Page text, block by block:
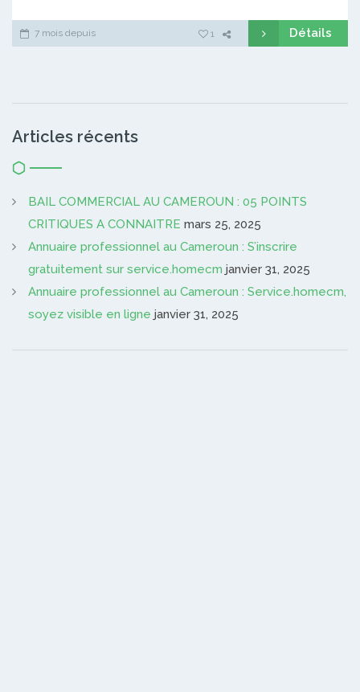
7 mois depuis 1 Détails
Articles récents
BAIL COMMERCIAL AU CAMEROUN : 05 POINTS
CRITIQUES A CONNAITRE mars 25, 2025
Annuaire professionnel au Cameroun : S’inscrire
gratuitement sur service.homecm janvier 31, 2025
Annuaire professionnel au Cameroun : Service.homecm,
soyez visible en ligne janvier 31, 2025